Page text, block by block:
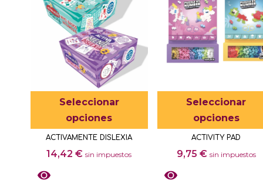
Seleccionar
opciones
tiene
variantes.
ACTIVAMENTE DISLEXIA
14,42€ sin impuestos
Seleccionar
opciones
ACTIVITY PAD
9,75 € sin impuestos